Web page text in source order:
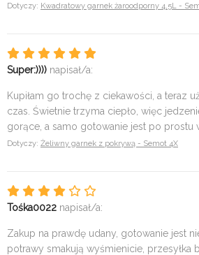
Dotyczy: Kwadratowy garnek żaroodporny 4,5L -
Super:)))) napisał/a:
Kupiłam go trochę z ciekawości, a teraz
czas. Świetnie trzyma ciepło, więc
gorące, a samo gotowanie jest po prostu
Dotyczy: Żeliwny garnek z pokrywą - Semot 4X
Tośka0022 napisał/a:
Zakup na prawdę udany, gotowanie jest
potrawy smakują wyśmienicie, przesyłka